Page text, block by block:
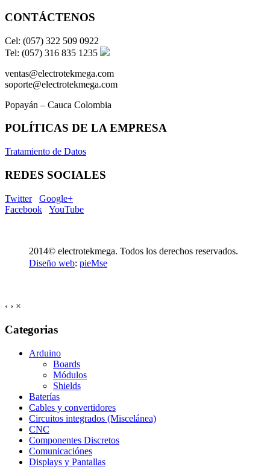
CONTÁCTENOS
Cel: (057) 322 509 0922
Tel: (057) 316 835 1235
ventas@electrotekmega.com
soporte@electrotekmega.com
Popayán – Cauca Colombia
POLÍTICAS DE LA EMPRESA
Tratamiento de Datos
REDES SOCIALES
Twitter
Google+
Facebook
YouTube
2014© electrotekmega. Todos los derechos reservados.
Diseño web: pieMse
‹ › ×
Categorias
Arduino
Boards
Módulos
Shields
Baterías
Cables y convertidores
Circuitos integrados (Miscelánea)
CNC
Componentes Discretos
Comunicaciónes
Displays y Pantallas